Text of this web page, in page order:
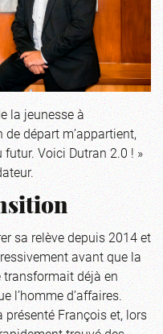
la jeunesse à
de départ m’appartient,
Voici Dutran 2.0 ! »
sa relève depuis 2014 et
avant que la
transformait déjà en
l’homme d’affaires.
présenté François et, lors